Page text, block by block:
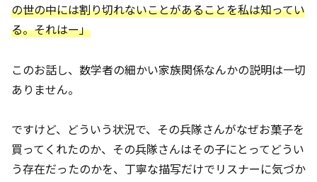
の世の中には割り切れないことがあることを私は知ってい
る。それはー」
このお話し、数学者の細かい家族関係なんかの説明は一切
ありません。
ですけど、どういう状況で、その兵隊さんがなぜお菓子を
買ってくれたのか、その兵隊さんはその子にとってどうい
う存在だったのかを、丁寧な描写だけでリスナーに気づか